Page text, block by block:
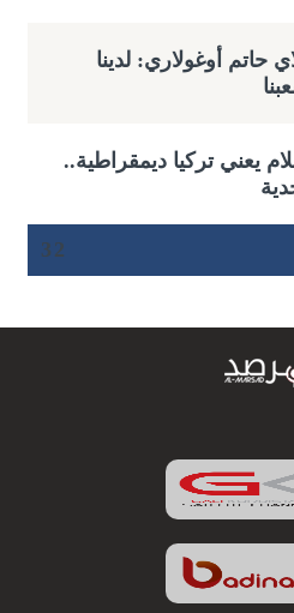
حاتم أوغولاري: لدينا
يعني تركيا ديمقراطية..
2
3